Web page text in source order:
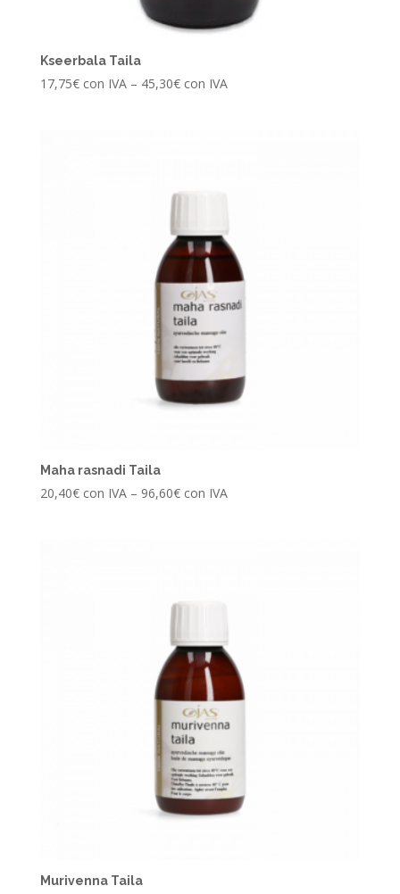
Kseerbala Taila
17,75€ con IVA– 45,30€ con IVA
Maha rasnadi Taila
20,40€ con IVA– 96,60€ con IVA
Murivenna Taila